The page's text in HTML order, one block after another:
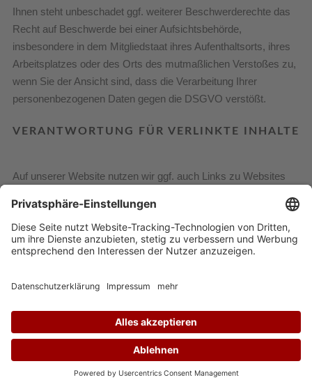
Ihnen steht unbeschadet ggf. weiterer Beschwerderechte das
Recht auf Beschwerde bei einer Aufsichtsbehörde,
insbesondere in dem Mitgliedstaat ihres Aufenthaltsorts, ihres
Arbeitsplatzes oder des Orts des mutmaßlichen Verstoßes zu,
wenn Sie der Ansicht sind, dass die Verarbeitung Ihrer
personenbezogenen Daten gegen die DSGVO verstößt.
VERANTWORTUNG FÜR VERLINKTE INHALTE
Auf unserer Website nutzen wir ggf. auch Links zu Websites
nicht. Sofern bei der Nutzung der Websites dieser anderen
Anbieter eine Erhebung, Verarbeitung oder Nutzung
personenbezogener Daten erfolgt, so beachten Sie bitte die
Datenschutzhandhabung sind wir nicht verantwortlich.
WEITERGABE PERSONENBEZOGENER DATEN
AN DRITTE
Ihre personenbezogenen Daten werden ausschließlich auf